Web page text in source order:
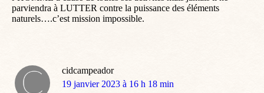
parviendra à LUTTER contre la puissance des éléments
naturels….c’est mission impossible.
cidcampeador
dit
19 janvier 2023 à 16 h 18 min